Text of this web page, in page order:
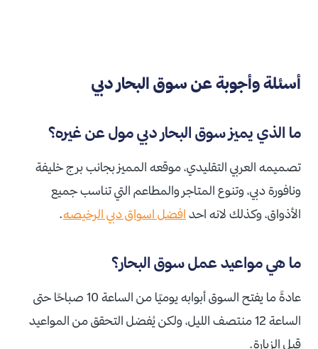
أسئلة وأجوبة عن سوق البحار دبي
ما الذي يميز سوق البحار دبي مول عن غيره؟
تصميمه العربي التقليدي، موقعه المميز بجانب برج خليفة
ونافورة دبي، وتنوع المتاجر والمطاعم التي تناسب جميع
الأذواق، وكذلك لانه احد افضل اسواق دبي الرخيصه.
ما هي مواعيد عمل سوق البحار؟
عادةً ما يفتح السوق أبوابه يوميًا من الساعة 10 صباحًا حتى
الساعة 12 منتصف الليل، ولكن يُفضل التحقق من المواعيد
قبل الزيارة.